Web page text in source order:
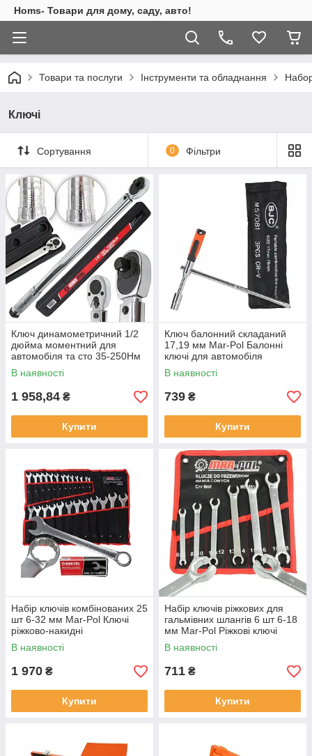
Homs- Товари для дому, саду, авто!
Товари та послуги Інструменти та обладнання
Ключі
Сортування 0 Фільтри
Ключ динамометричний 1/2
дюйма моментний для
автомобіля та сто 35-250Нм
Mar-Pol Динамометричні
ключі
В наявності
1 958,84 ₴
Купити
Ключ балонний складаний
17,19 мм Mar-Pol Балонні
ключі для автомобіля
В наявності
739 ₴
Купити
Набір ключів комбінованих 25
шт 6-32 мм Mar-Pol Ключі
ріжково-накидні
В наявності
1 970 ₴
Купити
Набір ключів ріжкових для
гальмівних шлангів 6 шт 6-18
мм Mar-Pol Ріжкові ключі
В наявності
711 ₴
Купити